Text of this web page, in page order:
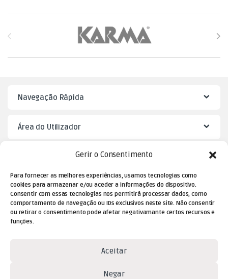
Gerir o Consentimento
Para fornecer as melhores experiências, usamos tecnologias como
cookies para armazenar e/ou aceder a informações do dispositivo.
Consentir com essas tecnologias nos permitirá processar dados, como
comportamento de navegação ou IDs exclusivos neste site. Não consentir
ou retirar o consentimento pode afetar negativamante certos recursos e
funções.
Aceitar
Negar
Brands Carousel
Navegação Rápida
Área do Utilizador
Dúvidas? Contacte-nos!